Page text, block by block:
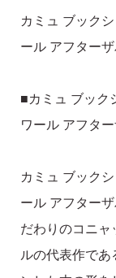
カミュ ブック
ール アフター
■カミュ ブック
ワール アフタ
カミュ ブック
ール アフター
だわりのコニ
ルの代表作であ